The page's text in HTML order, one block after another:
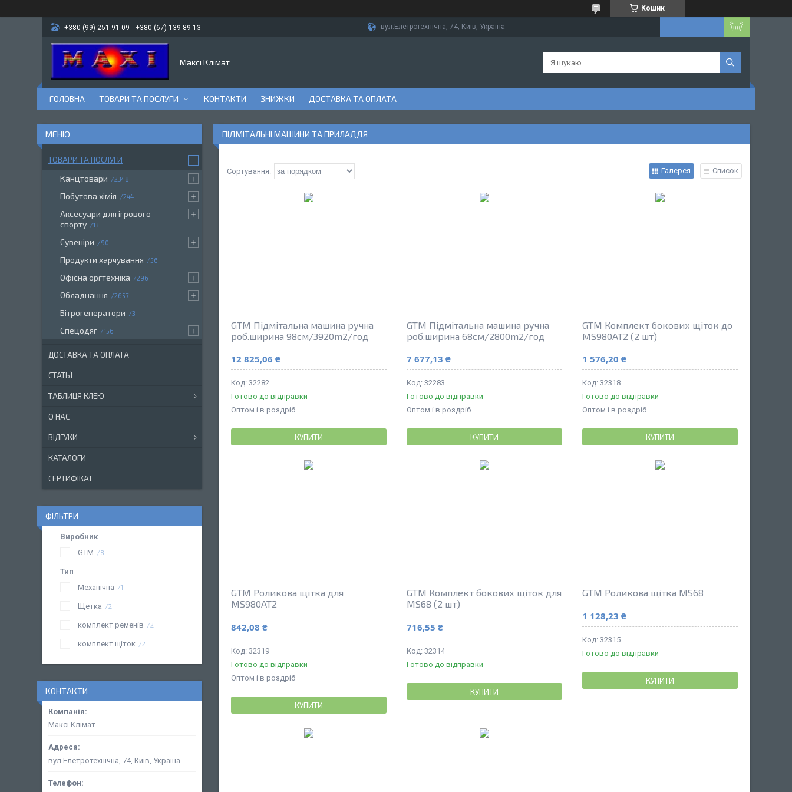
Кошик
+380 (99) 251-91-09 +380 (67) 139-89-13 вул.Елетротехнічна, 74, Київ, Україна
Максі Клімат
ГОЛОВНА ТОВАРИ ТА ПОСЛУГИ КОНТАКТИ ЗНИЖКИ ДОСТАВКА ТА ОПЛАТА
ПІДМІТАЛЬНІ МАШИНИ ТА ПРИЛАДДЯ
Галерея Список
GTM Підмітальна машина ручна
роб.ширина 98см/3920m2/год
12 825,06 ₴
32282
Готово до відправки
Оптом і в роздріб
КУПИТИ
GTM Підмітальна машина ручна
роб.ширина 68см/2800m2/год
7 677,13 ₴
32283
Готово до відправки
Оптом і в роздріб
КУПИТИ
GTM Комплект бокових щіток до
MS980AT2 (2 шт)
1 576,20 ₴
32318
Готово до відправки
Оптом і в роздріб
КУПИТИ
GTM Роликова щітка для
MS980AT2
842,08 ₴
32319
Готово до відправки
Оптом і в роздріб
КУПИТИ
GTM Комплект бокових щіток для
MS68 (2 шт)
716,55 ₴
32314
Готово до відправки
КУПИТИ
GTM Роликова щітка MS68
1 128,23 ₴
32315
Готово до відправки
КУПИТИ
ТОВАРИ ТА ПОСЛУГИ
Канцтовари 2348
Побутова хімія 244
Аксесуари для ігрового
спорту
13
Сувеніри 90
Продукти харчування 56
Офісна оргтехніка 296
Обладнання 2657
Вітрогенератори 3
Спецодяг 156
ДОСТАВКА ТА ОПЛАТА
СТАТЬЇ
ТАБЛИЦЯ КЛЕЮ
О НАС
ВІДГУКИ
КАТАЛОГИ
СЕРТИФІКАТ
ФІЛЬТРИ
Виробник
GTM
8
Тип
Механічна
1
Щетка 2
комплект ременів 2
комплект щіток 2
КОНТАКТИ
Максі Клімат
вул.Елетротехнічна, 74, Київ, Україна